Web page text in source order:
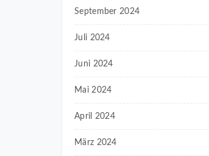
September 2024
Juli 2024
Juni 2024
Mai 2024
April 2024
März 2024